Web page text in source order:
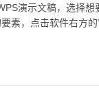
演示文稿，选择想
素，点击软件右方